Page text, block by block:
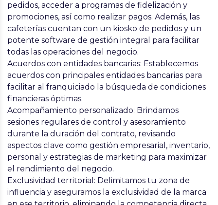
pedidos, acceder a programas de fidelización y
promociones, así como realizar pagos. Además, las
cafeterías cuentan con un kiosko de pedidos y un
potente software de gestión integral para facilitar
todas las operaciones del negocio.
Acuerdos con entidades bancarias: Establecemos
acuerdos con principales entidades bancarias para
facilitar al franquiciado la búsqueda de condiciones
financieras óptimas.
Acompañamiento personalizado: Brindamos
sesiones regulares de control y asesoramiento
durante la duración del contrato, revisando
aspectos clave como gestión empresarial, inventario,
personal y estrategias de marketing para maximizar
el rendimiento del negocio.
Exclusividad territorial: Delimitamos tu zona de
influencia y aseguramos la exclusividad de la marca